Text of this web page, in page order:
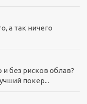
а так ничего
без рисков облав?
покер...